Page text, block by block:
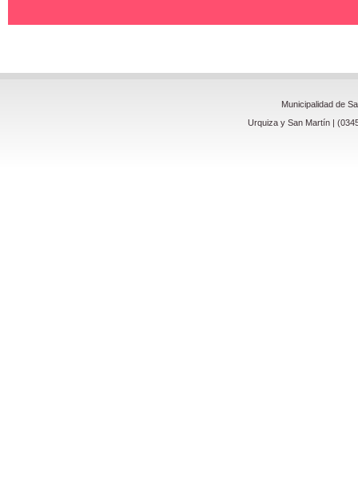
Municipalidad de
Urquiza y San Martín |